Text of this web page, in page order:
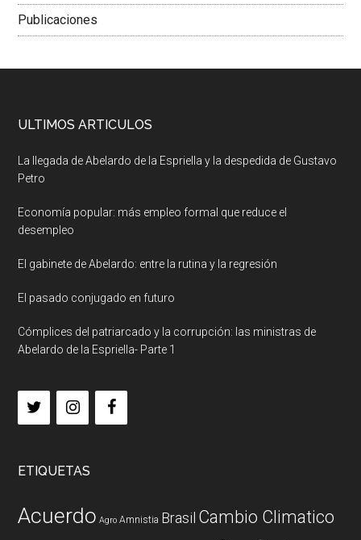
Publicaciones
ULTIMOS ARTICULOS
La llegada de Abelardo de la Espriella y la despedida de Gustavo
Petro
Economía popular: más empleo formal que reduce el
desempleo
El gabinete de Abelardo: entre la rutina y la regresión
El pasado conjugado en futuro
Cómplices del patriarcado y la corrupción: las ministras de
Abelardo de la Espriella- Parte 1
ETIQUETAS
Acuerdo Agro Amnistia Brasil Cambio Climatico